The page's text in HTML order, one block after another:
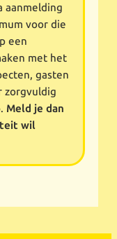
aanmelding
voor die
een
met het
gasten
zorgvuldig
Meld je dan
wil